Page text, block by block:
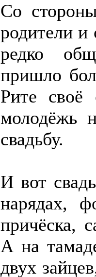
Со
родители и
редко
пришло
Рите своё
молодёжь
свадьбу.
И вот
нарядах,
причёска,
А на
двух